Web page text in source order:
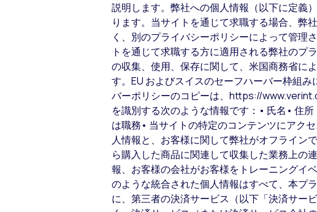
説明します。弊社への個人情報（以下に定義
ります。当サイトを通じて求職する場合、弊
く、別のプライバシーポリシーによって管
トを通じて求職する方に適用される弊社のプ
の収集、使用、保存に関して、米国商務省に
す。EU およびスイスのセーフハーバー枠組
バーポリシーのコピーは、https://
を識別する次のような情報です：• 氏名• 住
は職務• 当サイトの特定のコンテンツにアク
人情報と、お客様に関して弊社がオフライン
ら購入した商品に関連して収集した業務上の
報、お客様の会社がお客様をトレーニングイ
のような統合された個人情報はすべて、本プ
に、第三者の決済サービス（以下「決済サー